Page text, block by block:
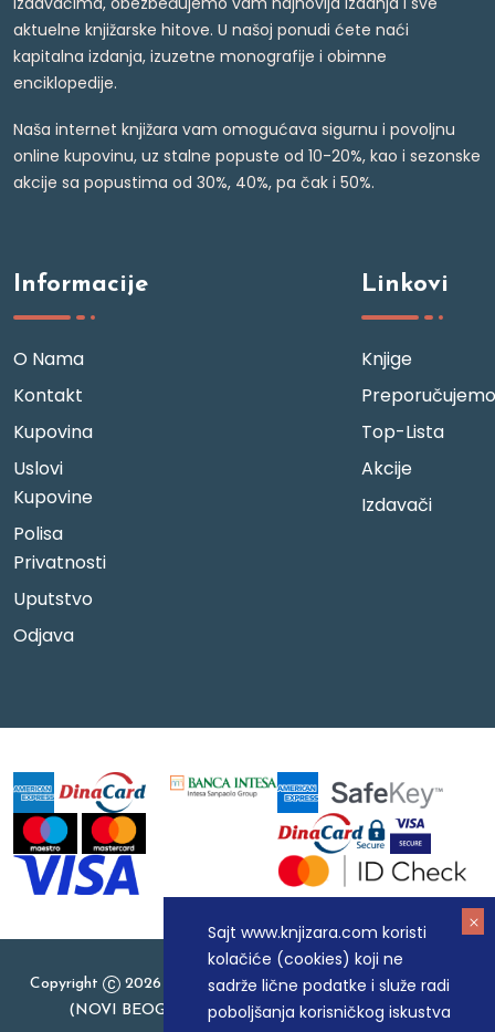
Sajt www.knjizara.com koristi
kolačiće (cookies) koji ne
sadrže lične podatke i služe radi
poboljšanja korisničkog iskustva
aktuelne knjižarske hitove. U našoj ponudi ćete naći
kapitalna izdanja, izuzetne monografije i obimne
enciklopedije.
Naša internet knjižara vam omogućava sigurnu i povoljnu
online kupovinu, uz stalne popuste od 10-20%, kao i sezonske
akcije sa popustima od 30%, 40%, pa čak i 50%.
Informacije
O Nama
Kontakt
Kupovina
Uslovi
Kupovine
Polisa
Privatnosti
Uputstvo
Odjava
Linkovi
Knjige
Preporučujemo
Top-Lista
Akcije
Izdavači
Copyright
2026 Knjizara.com - MAKART DOO BEOGRAD
(NOVI BEOGRAD), PIB: 105184104, MB: 20337524